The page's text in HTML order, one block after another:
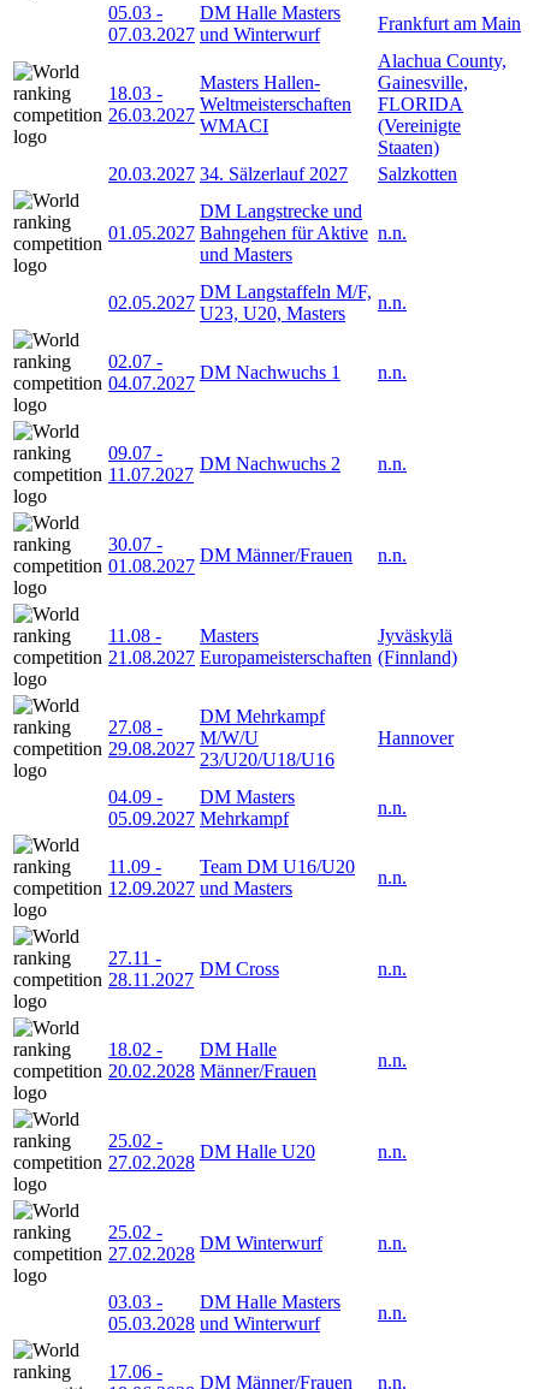
05.03 -
07.03.2027
DM Halle Masters
und Winterwurf
Frankfurt am Main
18.03 -
26.03.2027
Masters Hallen-
Weltmeisterschaften
WMACI
Alachua County,
Gainesville,
FLORIDA
(Vereinigte
Staaten)
20.03.2027 34. Sälzerlauf 2027 Salzkotten
01.05.2027
DM Langstrecke und
Bahngehen für Aktive
und Masters
n.n.
02.05.2027
DM Langstaffeln M/F,
U23, U20, Masters
n.n.
02.07 -
04.07.2027
DM Nachwuchs 1 n.n.
09.07 -
11.07.2027
DM Nachwuchs 2 n.n.
30.07 -
01.08.2027
DM Männer/Frauen n.n.
11.08 -
21.08.2027
Masters
Europameisterschaften
Jyväskylä
(Finnland)
27.08 -
29.08.2027
DM Mehrkampf
M/W/U
23/U20/U18/U16
Hannover
04.09 -
05.09.2027
DM Masters
Mehrkampf
n.n.
11.09 -
12.09.2027
Team DM U16/U20
und Masters
n.n.
27.11 -
28.11.2027
DM Cross n.n.
18.02 -
20.02.2028
DM Halle
Männer/Frauen
n.n.
25.02 -
27.02.2028
DM Halle U20 n.n.
25.02 -
27.02.2028
DM Winterwurf n.n.
03.03 -
05.03.2028
DM Halle Masters
und Winterwurf
n.n.
17.06 -
DM Männer/Frauen n.n.